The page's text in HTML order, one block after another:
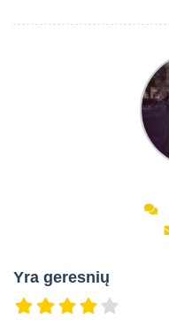
Yra geresnių